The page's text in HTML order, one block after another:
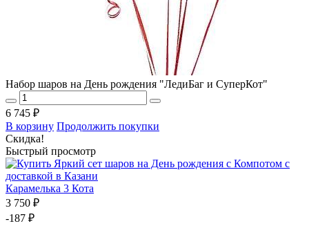
Набор шаров на День рождения "ЛедиБаг и СуперКот"
6 745 ₽
В корзину Продолжить покупки
Скидка!
Быстрый просмотр
Карамелька 3 Кота
3 750 ₽
-187 ₽